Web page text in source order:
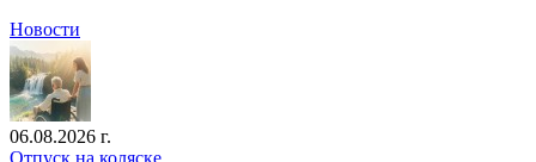
Новости
06.08.2026 г.
Отпуск на коляске